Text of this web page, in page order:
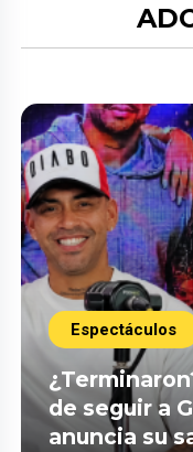
Espectáculos
de seguir a
anuncia su